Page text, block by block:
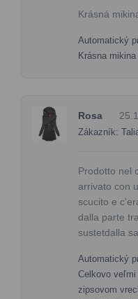
Krásná
Automatický
Krásna
Rosa
Zákazník:
Prodotto nel
arrivato con
scucito e
dalla parte
sustetdalla
Automatický
Celkovo veľmi
zipsovom